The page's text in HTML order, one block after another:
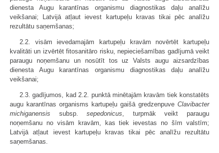
dienesta Augu karantīnas organismu diagnostikas daļu analīžu
veikšanai; Latvijā atļaut ievest kartupeļu kravas tikai pēc analīžu
rezultātu saņemšanas;
2.2. visām ievedamajām kartupeļu kravām novērtēt kartupeļu
kvalitāti un izvērtēt fitosanitāro risku, nepieciešamības gadījumā veikt
paraugu noņemšanu un nosūtīt tos uz Valsts augu aizsardzības
dienesta Augu karantīnas organismu diagnostikas daļu analīžu
veikšanai;
2.3. gadījumos, kad 2.2. punktā minētajām kravām tiek konstatēts
augu karantīnas organisms kartupeļu gaišā gredzenpuve Clavibacter
michiganensis subsp.sepedonicus, turpmāk veikt paraugu
noņemšanu no visām kravām, kas tiek ievestas no šīm valstīm;
Latvijā atļaut ievest kartupeļu kravas tikai pēc analīžu rezultātu
saņemšanas.